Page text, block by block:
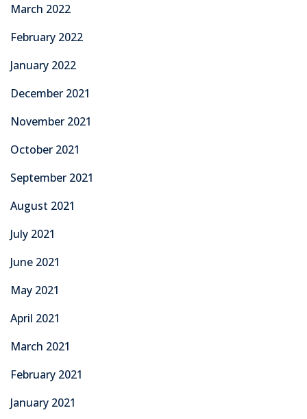
March 2022
February 2022
January 2022
December 2021
November 2021
October 2021
September 2021
August 2021
July 2021
June 2021
May 2021
April 2021
March 2021
February 2021
January 2021